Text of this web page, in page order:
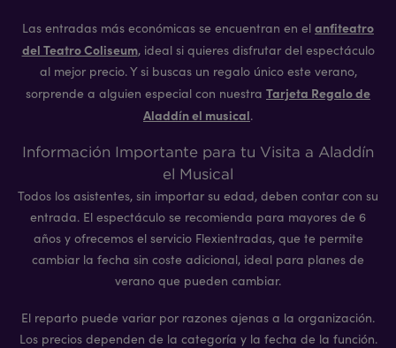
Las entradas más económicas se encuentran en el anfiteatro
del Teatro Coliseum, ideal si quieres disfrutar del espectáculo
al mejor precio. Y si buscas un regalo único este verano,
sorprende a alguien especial con nuestra Tarjeta Regalo de
Aladdín el musical.
Información Importante para tu Visita a Aladdín
el Musical
Todos los asistentes, sin importar su edad, deben contar con su
entrada. El espectáculo se recomienda para mayores de 6
años y ofrecemos el servicio Flexientradas, que te permite
cambiar la fecha sin coste adicional, ideal para planes de
verano que pueden cambiar.
El reparto puede variar por razones ajenas a la organización.
Los precios dependen de la categoría y la fecha de la función.